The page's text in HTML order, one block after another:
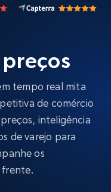
tempo real mita
de comércio
inteligência
de varejo para
os
frente.